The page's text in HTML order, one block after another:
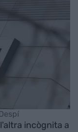
incògnita a